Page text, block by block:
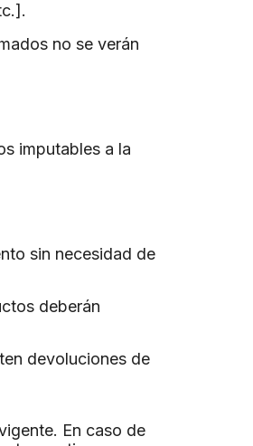
no se verán
imputables a la
sin necesidad de
deberán
devoluciones de
En caso de